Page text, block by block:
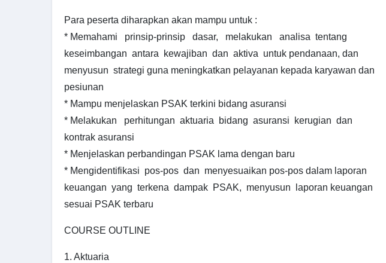
Para peserta diharapkan akan mampu untuk :
* Memahami prinsip-prinsip dasar, melakukan analisa tentang
keseimbangan antara kewajiban dan aktiva untuk pendanaan, dan
menyusun strategi guna meningkatkan pelayanan kepada karyawan dan
pesiunan
* Mampu menjelaskan PSAK terkini bidang asuransi
* Melakukan perhitungan aktuaria bidang asuransi kerugian dan
kontrak asuransi
* Menjelaskan perbandingan PSAK lama dengan baru
* Mengidentifikasi pos-pos dan menyesuaikan pos-pos dalam laporan
keuangan yang terkena dampak PSAK, menyusun laporan keuangan
sesuai PSAK terbaru
COURSE OUTLINE
1. Aktuaria